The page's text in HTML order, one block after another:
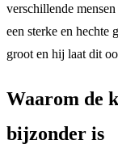
verschillende
een sterke en hechte
groot en hij laat dit
Waarom de
bijzonder is